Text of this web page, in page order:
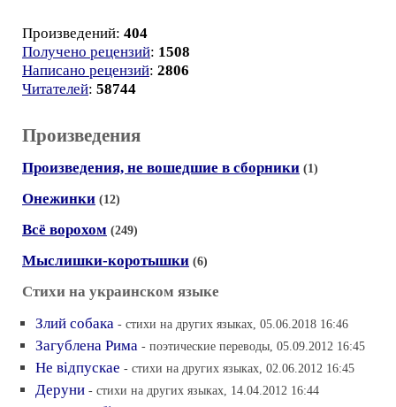
Произведений: 404
Получено рецензий: 1508
Написано рецензий: 2806
Читателей: 58744
Произведения
Произведения, не вошедшие в сборники (1)
Онежинки (12)
Всё ворохом (249)
Мыслишки-коротышки (6)
Стихи на украинском языке
Злий собака - стихи на других языках, 05.06.2018 16:46
Загублена Рима - поэтические переводы, 05.09.2012 16:45
Не вiдпускае - стихи на других языках, 02.06.2012 16:45
Деруни - стихи на других языках, 14.04.2012 16:44